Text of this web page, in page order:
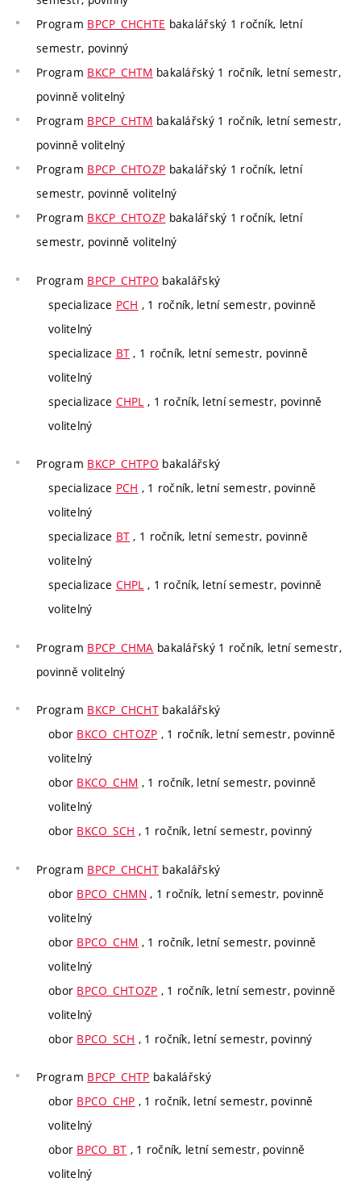
Program BPCP_CHCHTE bakalářský 1 ročník, letní
semestr, povinný
Program BKCP_CHTM bakalářský 1 ročník, letní semestr,
povinně volitelný
Program BPCP_CHTM bakalářský 1 ročník, letní semestr,
povinně volitelný
Program BPCP_CHTOZP bakalářský 1 ročník, letní
semestr, povinně volitelný
Program BKCP_CHTOZP bakalářský 1 ročník, letní
semestr, povinně volitelný
Program BPCP_CHTPO bakalářský
specializace PCH , 1 ročník, letní semestr, povinně
volitelný
specializace BT , 1 ročník, letní semestr, povinně
volitelný
specializace CHPL , 1 ročník, letní semestr, povinně
volitelný
Program BKCP_CHTPO bakalářský
specializace PCH , 1 ročník, letní semestr, povinně
volitelný
specializace BT , 1 ročník, letní semestr, povinně
volitelný
specializace CHPL , 1 ročník, letní semestr, povinně
volitelný
Program BPCP_CHMA bakalářský 1 ročník, letní semestr,
povinně volitelný
Program BKCP_CHCHT bakalářský
obor BKCO_CHTOZP , 1 ročník, letní semestr, povinně
volitelný
obor BKCO_CHM , 1 ročník, letní semestr, povinně
volitelný
obor BKCO_SCH , 1 ročník, letní semestr, povinný
Program BPCP_CHCHT bakalářský
obor BPCO_CHMN , 1 ročník, letní semestr, povinně
volitelný
obor BPCO_CHM , 1 ročník, letní semestr, povinně
volitelný
obor BPCO_CHTOZP , 1 ročník, letní semestr, povinně
volitelný
obor BPCO_SCH , 1 ročník, letní semestr, povinný
Program BPCP_CHTP bakalářský
obor BPCO_CHP , 1 ročník, letní semestr, povinně
volitelný
obor BPCO_BT , 1 ročník, letní semestr, povinně
volitelný